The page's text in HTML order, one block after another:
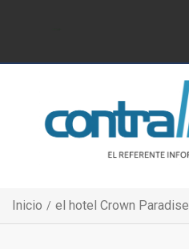
Inicio el hotel Crown Paradise